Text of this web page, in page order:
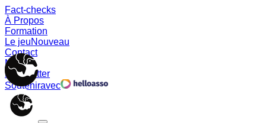
Fact-checks
À Propos
Formation
Le jeuNouveau
Contact
Memes
Newsletter
Souteniravec